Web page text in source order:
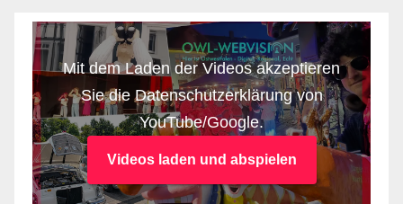
Mit dem Laden der Videos akzeptieren
Sie die Datenschutzerklärung von
YouTube/Google.
Videos laden und abspielen